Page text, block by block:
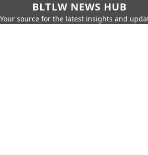
BLTLW NEWS HUB
Your source for the latest insights and